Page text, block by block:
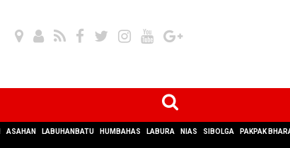
ASAHAN LABUHANBATU HUMBAHAS LABURA NIAS SIBOLGA PAKPAK